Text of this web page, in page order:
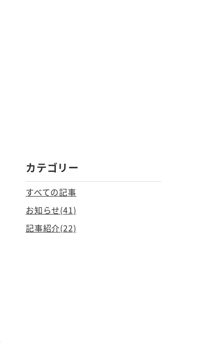
カテゴリー
すべての記事
お知らせ(41)
記事紹介(22)